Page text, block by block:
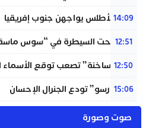
14:09
لبؤات الأطلس يواجهن جنوب إفريقيا
12:51
حريق تحت السيطرة في “سوس
12:50
“دوائر ساخنة” تصعب توقع الأسماء الفائزة
15:06
“المينورسو” تودع الجنرال الإحسان
صوت وصورة